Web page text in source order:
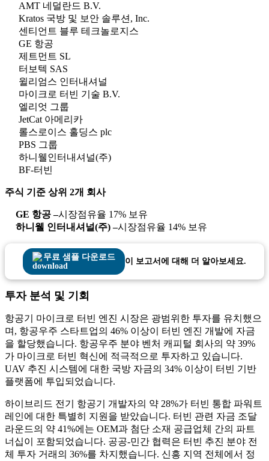
AMT 네덜란드 B.V.
Kratos 국방 및 보안 솔루션, Inc.
센티언트 블루 테크놀로지스
GE 항공
제트먼트 SL
터보텍 SAS
윌리엄스 인터내셔널
마이크로 터빈 기술 B.V.
엘리엇 그룹
JetCat 아메리카
롤스로이스 홀딩스 plc
PBS 그룹
하니웰인터내셔널(주)
BF-터빈
주식 기준 상위 2개 회사
GE 항공 –시장점유율 17% 보유
하니웰 인터내셔널(주) –시장점유율 14% 보유
무료 샘플 다운로드 이 보고서에 대해 더 알아보세요.
투자 분석 및 기회
항공기 마이크로 터빈 엔진 시장은 광범위한 투자를 유치했으
며, 항공우주 스타트업의 46% 이상이 터빈 엔진 개발에 자금
을 할당했습니다. 항공우주 분야 벤처 캐피털 회사의 약 39%
가 마이크로 터빈 혁신에 적극적으로 투자하고 있습니다.
UAV 추진 시스템에 대한 국방 자금의 34% 이상이 터빈 기반
플랫폼에 투입되었습니다.
하이브리드 전기 항공기 개발자의 약 28%가 터빈 통합 파워트
레인에 대한 특별히 지원을 받았습니다. 터빈 관련 자금 조달
라운드의 약 41%에는 OEM과 첨단 소재 공급업체 간의 파트
너십이 포함되었습니다. 공공-민간 협력은 터빈 추진 분야 전
체 투자 거래의 36%를 차지했습니다. 신흥 지역 전체에서 정